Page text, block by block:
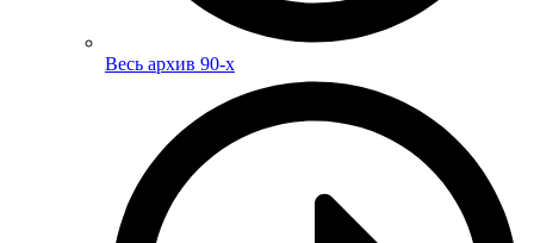
Весь архив 90-х